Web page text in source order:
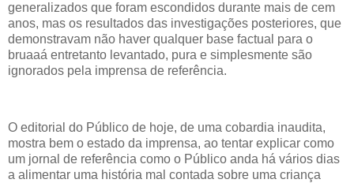
generalizados que foram escondidos durante mais de cem
anos, mas os resultados das investigações posteriores, que
demonstravam não haver qualquer base factual para o
bruaaá entretanto levantado, pura e simplesmente são
ignorados pela imprensa de referência.
O editorial do Público de hoje, de uma cobardia inaudita,
mostra bem o estado da imprensa, ao tentar explicar como
um jornal de referência como o Público anda há vários dias
a alimentar uma história mal contada sobre uma criança